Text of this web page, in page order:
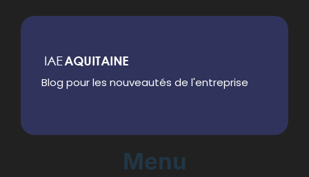
Blog pour les nouveautés de l'entreprise
Menu